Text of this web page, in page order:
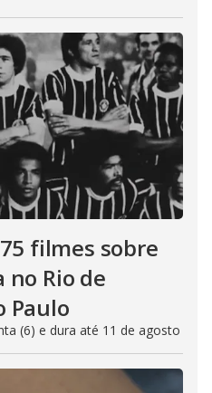
filmes sobre
Rio de
Paulo
(6) e dura até 11 de agosto